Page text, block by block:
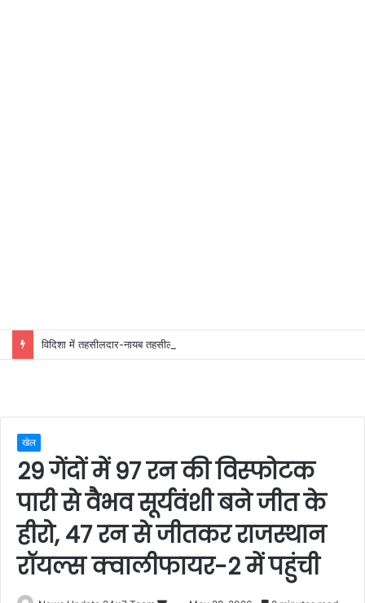
खेल
29 गेंदों में 97 रन की विस्फोटक
पारी से वैभव सूर्यवंशी बने जीत के
हीरो, 47 रन से जीतकर राजस्थान
रॉयल्स क्वालीफायर-2 में पहुंची